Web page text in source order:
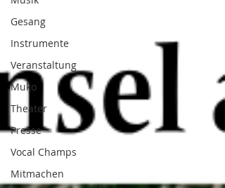
Gesang
Instrumente
Veranstaltung
Muko
Theater
Presse
Vocal Champs
Mitmachen